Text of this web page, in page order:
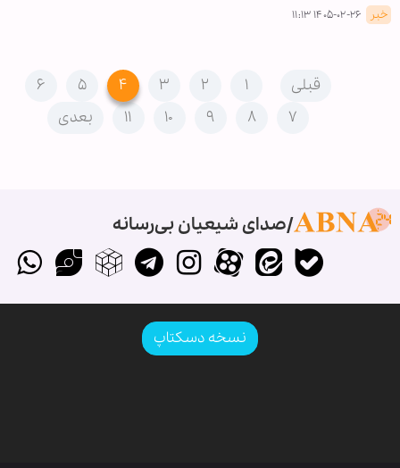
خبر ۱۴۰۵-۰۲-۲۶ ۱۱:۱۳
قبلی ۱ ۲ ۳ ۴ ۵
۶
۷
۸ ۹ ۱۰ ۱۱ بعدی
صدای شیعیان بی‌رسانه
نسخه دسکتاپ